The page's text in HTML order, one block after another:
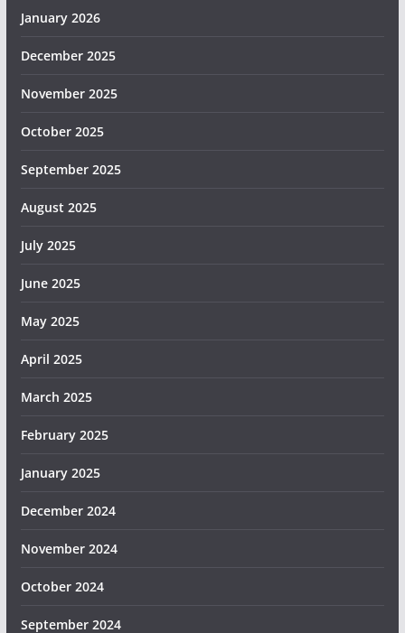
January 2026
December 2025
November 2025
October 2025
September 2025
August 2025
July 2025
June 2025
May 2025
April 2025
March 2025
February 2025
January 2025
December 2024
November 2024
October 2024
September 2024